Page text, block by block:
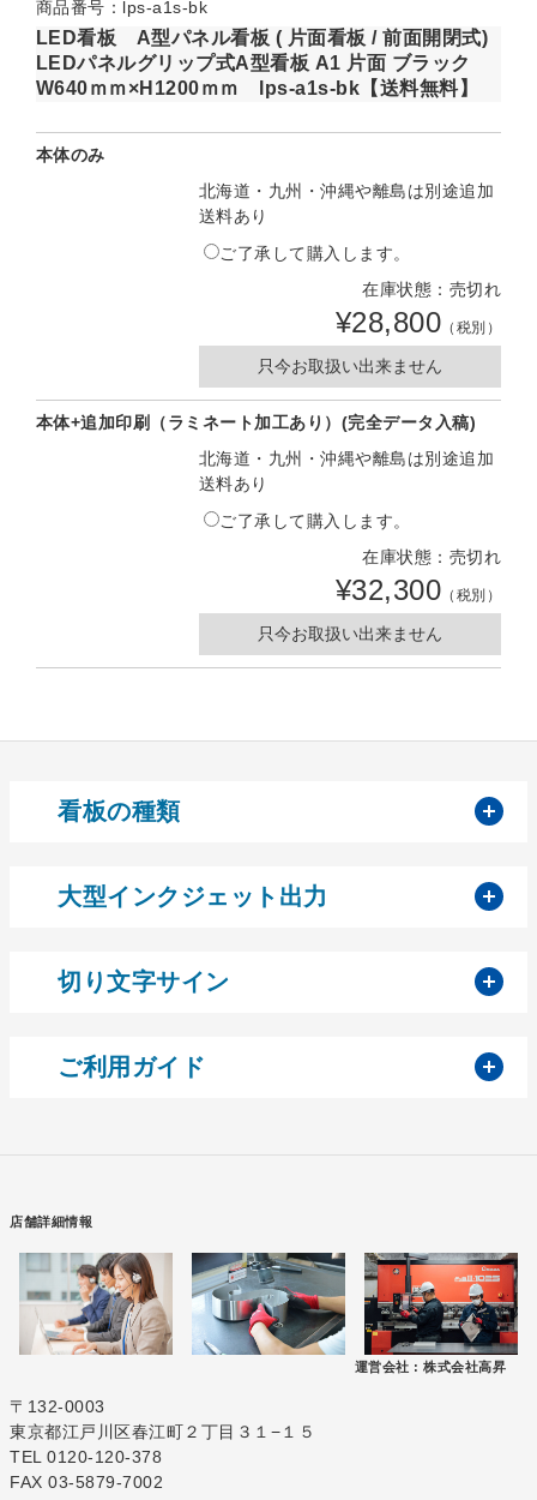
商品番号：lps-a1s-bk
LED看板 A型パネル看板 ( 片面看板 / 前面開閉式)
LEDパネルグリップ式A型看板 A1 片面 ブラック
W640ｍｍ×H1200ｍｍ lps-a1s-bk【送料無料】
本体のみ
北海道・九州・沖縄や離島は別途追加
送料あり
ご了承して購入します。
在庫状態：売切れ
¥28,800 （税別）
只今お取扱い出来ません
本体+追加印刷（ラミネート加工あり）(完全データ入稿)
北海道・九州・沖縄や離島は別途追加
送料あり
ご了承して購入します。
在庫状態：売切れ
¥32,300 （税別）
只今お取扱い出来ません
看板の種類
大型インクジェット出力
切り文字サイン
ご利用ガイド
店舗詳細情報
運営会社 : 株式会社高昇
〒132-0003
東京都江戸川区春江町２丁目３１−１５
TEL 0120-120-378
FAX 03-5879-7002